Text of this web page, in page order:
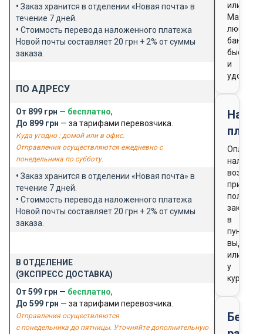
• Заказ хранится в отделении «Новая почта» в
течение 7 дней.
• Стоимость перевода наложенного платежа
Новой почты составляет 20 грн + 2% от суммы
заказа.
ПО АДРЕСУ
От 899 грн — бесплатно,
До 899 грн — за тарифами перевозчика.
Куда угодно : домой или в офис.
Отправления осуществляются ежедневно с
понедельника по субботу.
• Заказ хранится в отделении «Новая почта» в
течение 7 дней.
• Стоимость перевода наложенного платежа
Новой почты составляет 20 грн + 2% от суммы
заказа.
В ОТДЕЛЕНИЕ
(ЭКСПРЕСС ДОСТАВКА)
От 599 грн — бесплатно,
До 599 грн — за тарифами перевозчика.
Отправления осуществляются
с понедельника до пятницы. Уточняйте дополнительную
или
любого
банка
быстро
и
удобно
Оплата
при
заказа
в
пункте
выдачи
или
у
курьера